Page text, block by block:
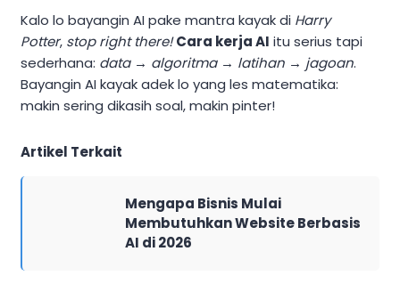
Kalo lo bayangin AI pake mantra kayak di Harry
Potter, stop right there! Cara kerja AI itu serius tapi
sederhana: data → algoritma → latihan → jagoan.
Bayangin AI kayak adek lo yang les matematika:
makin sering dikasih soal, makin pinter!
Artikel Terkait
Mengapa Bisnis Mulai
Membutuhkan Website Berbasis
AI di 2026